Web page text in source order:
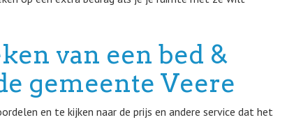
van een bed &
gemeente Veere
en te kijken naar de prijs en andere service dat het